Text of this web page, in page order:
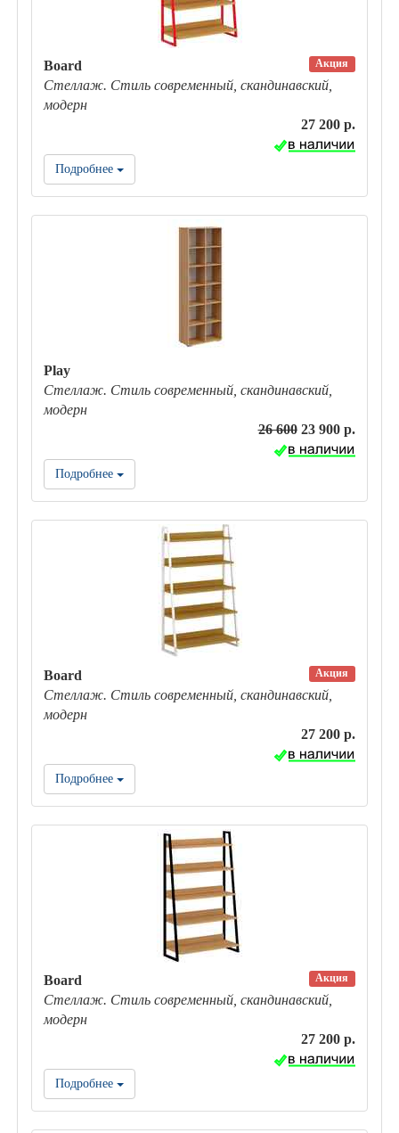
Акция
Board
Стеллаж. Стиль современный, скандинавский,
модерн
27 200 р.
Подробнее
Play
Стеллаж. Стиль современный, скандинавский,
модерн
26 60023 900 р.
Подробнее
Акция
Board
Стеллаж. Стиль современный, скандинавский,
модерн
27 200 р.
Подробнее
Акция
Board
Стеллаж. Стиль современный, скандинавский,
модерн
27 200 р.
Подробнее